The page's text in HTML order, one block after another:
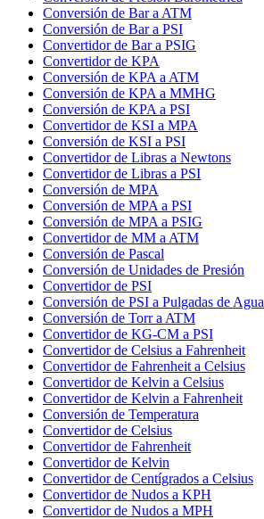
Conversión de Bar a ATM
Conversión de Bar a PSI
Convertidor de Bar a PSIG
Convertidor de KPA
Conversión de KPA a ATM
Conversión de KPA a MMHG
Conversión de KPA a PSI
Convertidor de KSI a MPA
Conversión de KSI a PSI
Convertidor de Libras a Newtons
Convertidor de Libras a PSI
Conversión de MPA
Conversión de MPA a PSI
Conversión de MPA a PSIG
Convertidor de MM a ATM
Conversión de Pascal
Conversión de Unidades de Presión
Convertidor de PSI
Conversión de PSI a Pulgadas de Agua
Conversión de Torr a ATM
Convertidor de KG-CM a PSI
Convertidor de Celsius a Fahrenheit
Convertidor de Fahrenheit a Celsius
Convertidor de Kelvin a Celsius
Convertidor de Kelvin a Fahrenheit
Conversión de Temperatura
Convertidor de Celsius
Convertidor de Fahrenheit
Convertidor de Kelvin
Convertidor de Centígrados a Celsius
Convertidor de Nudos a KPH
Convertidor de Nudos a MPH